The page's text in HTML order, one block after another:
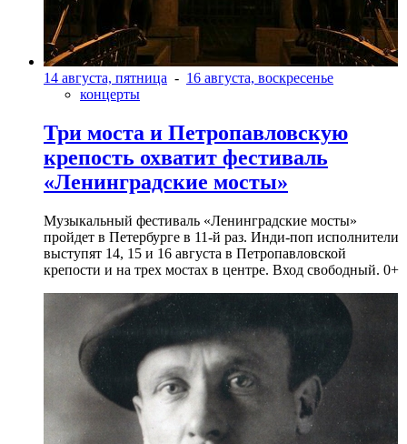
14 августа, пятница - 16 августа, воскресенье
концерты
Три моста и Петропавловскую
крепость охватит фестиваль
«Ленинградские мосты»
Музыкальный фестиваль «Ленинградские мосты»
пройдет в Петербурге в 11-й раз. Инди-поп исполнители
выступят 14, 15 и 16 августа в Петропавловской
крепости и на трех мостах в центре. Вход свободный. 0+